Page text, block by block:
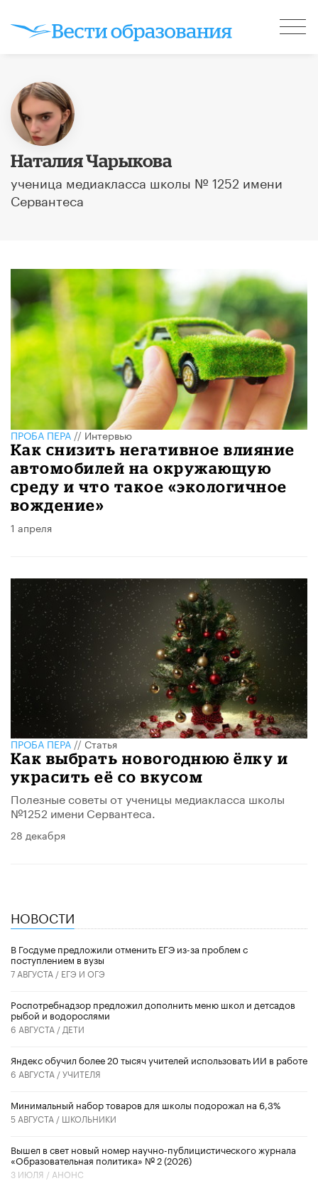
Наталия Чарыкова
ученица медиакласса школы № 1252 имени
Сервантеса
ПРОБА ПЕРА//Интервью
Как снизить негативное влияние
автомобилей на окружающую
среду и что такое «экологичное
вождение»
1 апреля
ПРОБА ПЕРА//Статья
Как выбрать новогоднюю ёлку и
украсить её со вкусом
Полезные советы от ученицы медиакласса школы
№1252 имени Сервантеса.
28 декабря
НОВОСТИ
В Госдуме предложили отменить ЕГЭ из-за проблем с
поступлением в вузы
7 АВГУСТА / ЕГЭ И ОГЭ
Роспотребнадзор предложил дополнить меню школ и детсадов
рыбой и водорослями
6 АВГУСТА / ДЕТИ
​Яндекс обучил более 20 тысяч учителей использовать ИИ в работе
6 АВГУСТА /УЧИТЕЛЯ
Минимальный набор товаров для школы подорожал на 6,3%
5 АВГУСТА / ШКОЛЬНИКИ
Вышел в свет новый номер научно-публицистического журнала
«Образовательная политика» № 2 (2026)
3 ИЮЛЯ / АНОНС